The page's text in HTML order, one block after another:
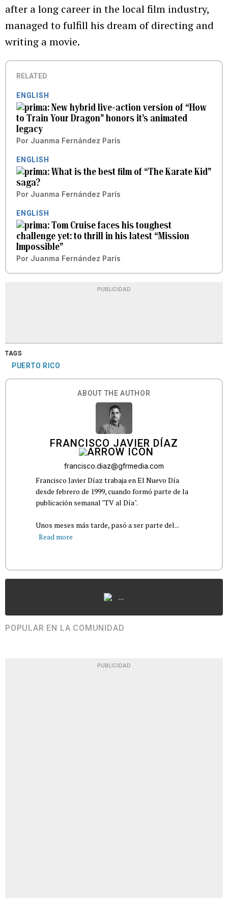
after a long career in the local film industry,
managed to fulfill his dream of directing and
writing a movie.
RELATED
ENGLISH
New hybrid live-action version of “How
to Train Your Dragon” honors it’s animated
legacy
Por Juanma Fernández París
ENGLISH
What is the best film of “The Karate Kid”
saga?
Por Juanma Fernández París
ENGLISH
Tom Cruise faces his toughest
challenge yet: to thrill in his latest “Mission
Impossible”
Por Juanma Fernández París
PUBLICIDAD
TAGS
PUERTO RICO
ABOUT THE AUTHOR
FRANCISCO JAVIER DÍAZ
francisco.diaz@gfrmedia.com
Francisco Javier Díaz trabaja en El Nuevo Día
desde febrero de 1999, cuando formó parte de la
publicación semanal "TV al Día".
Unos meses más tarde, pasó a ser parte del...
Read more
...
POPULAR EN LA COMUNIDAD
PUBLICIDAD